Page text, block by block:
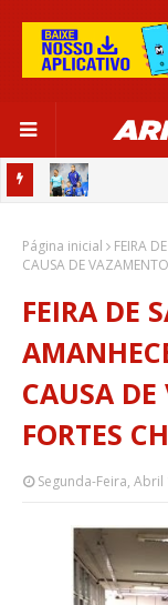
SALVADOR
Página inicial
FEIRA
CAUSA DE
FEIRA DE
CAUSA
FORTES
Segunda-Feira, Abril